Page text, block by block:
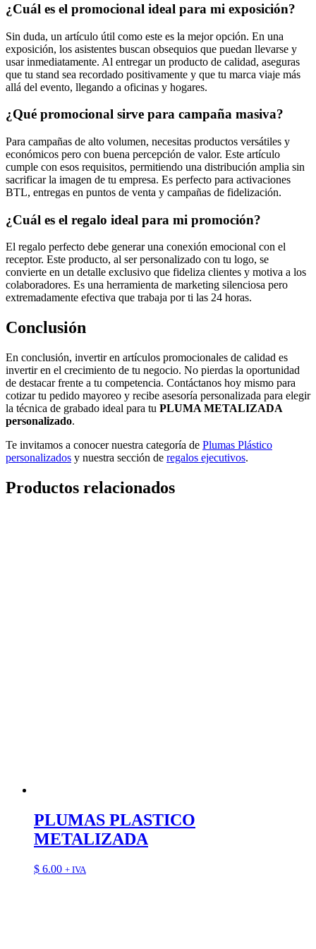
¿Cuál es el promocional ideal para mi exposición?
Sin duda, un artículo útil como este es la mejor opción. En una
exposición, los asistentes buscan obsequios que puedan llevarse y
usar inmediatamente. Al entregar un producto de calidad, aseguras
que tu stand sea recordado positivamente y que tu marca viaje más
allá del evento, llegando a oficinas y hogares.
¿Qué promocional sirve para campaña masiva?
Para campañas de alto volumen, necesitas productos versátiles y
económicos pero con buena percepción de valor. Este artículo
cumple con esos requisitos, permitiendo una distribución amplia sin
sacrificar la imagen de tu empresa. Es perfecto para activaciones
BTL, entregas en puntos de venta y campañas de fidelización.
¿Cuál es el regalo ideal para mi promoción?
El regalo perfecto debe generar una conexión emocional con el
receptor. Este producto, al ser personalizado con tu logo, se
convierte en un detalle exclusivo que fideliza clientes y motiva a los
colaboradores. Es una herramienta de marketing silenciosa pero
extremadamente efectiva que trabaja por ti las 24 horas.
Conclusión
En conclusión, invertir en artículos promocionales de calidad es
invertir en el crecimiento de tu negocio. No pierdas la oportunidad
de destacar frente a tu competencia. Contáctanos hoy mismo para
cotizar tu pedido mayoreo y recibe asesoría personalizada para elegir
la técnica de grabado ideal para tu PLUMA METALIZADA
personalizado.
Te invitamos a conocer nuestra categoría de Plumas Plástico
personalizados y nuestra sección de regalos ejecutivos.
Productos relacionados
PLUMAS PLASTICO
METALIZADA
$ 6.00 + IVA